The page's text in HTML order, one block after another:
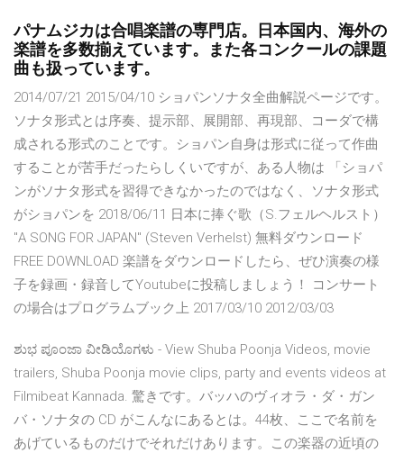
パナムジカは合唱楽譜の専門店。日本国内、海外の
楽譜を多数揃えています。また各コンクールの課題
曲も扱っています。
2014/07/21 2015/04/10 ショパンソナタ全曲解説ページです。
ソナタ形式とは序奏、提示部、展開部、再現部、コーダで構
成される形式のことです。ショパン自身は形式に従って作曲
することが苦手だったらしくいですが、ある人物は 「ショパ
ンがソナタ形式を習得できなかったのではなく、ソナタ形式
がショパンを 2018/06/11 日本に捧ぐ歌（S.フェルヘルスト）
"A SONG FOR JAPAN" (Steven Verhelst) 無料ダウンロード
FREE DOWNLOAD 楽譜をダウンロードしたら、ぜひ演奏の様
子を録画・録音してYoutubeに投稿しましょう！ コンサート
の場合はプログラムブック上 2017/03/10 2012/03/03
ಶುಭ ಪೂಂಜಾ ವೀಡಿಯೊಗಳು - View Shuba Poonja Videos, movie
trailers, Shuba Poonja movie clips, party and events videos at
Filmibeat Kannada. 驚きです。バッハのヴィオラ・ダ・ガン
バ・ソナタの CD がこんなにあるとは。44枚、ここで名前を
あげているものだけでそれだけあります。この楽器の近頃の